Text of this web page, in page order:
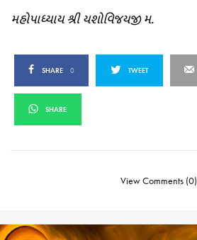
મહોપાધ્યાય શ્રી યશોવિજયજી મ.
SHARE 0 TWEET
SHARE
View Comments (0)